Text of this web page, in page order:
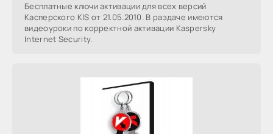
Бесплатные ключи активации для всех версий
Касперского KIS от 21.05.2010. В раздаче имеются
видеоуроки по корректной активации Kaspersky
Internet Security.